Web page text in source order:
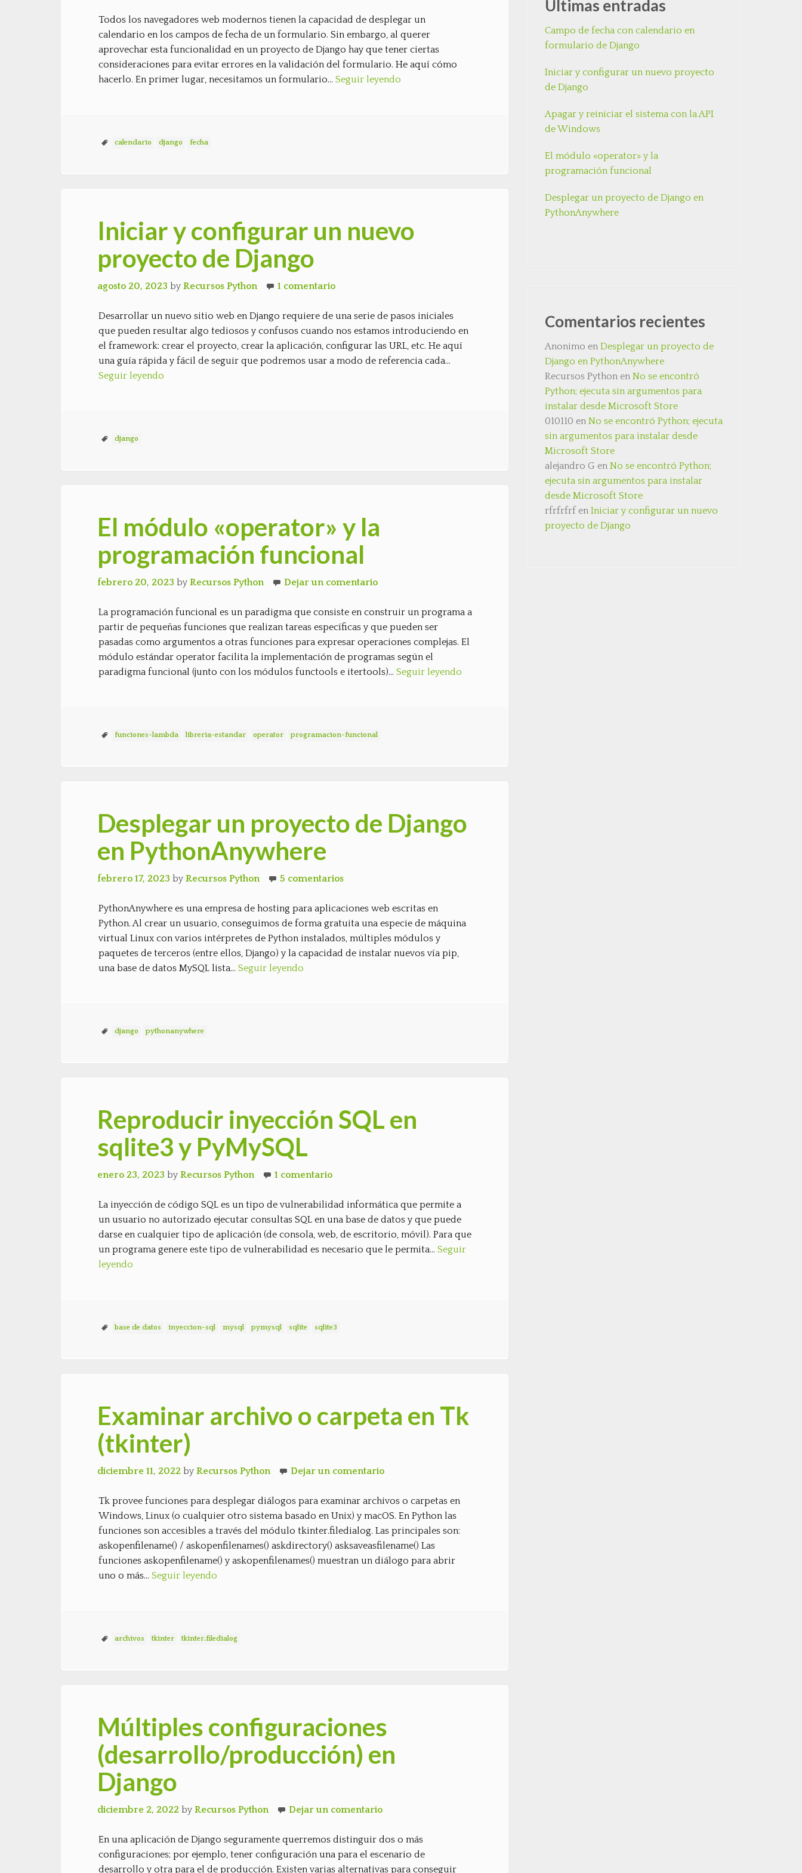
Todos los navegadores web modernos tienen la capacidad de desplegar un
calendario en los campos de fecha de un formulario. Sin embargo, al querer
aprovechar esta funcionalidad en un proyecto de Django hay que tener ciertas
consideraciones para evitar errores en la validación del formulario. He aquí cómo
hacerlo. En primer lugar, necesitamos un formulario… Seguir leyendo
calendario django fecha
Iniciar y configurar un nuevo
proyecto de Django
agosto 20, 2023 by Recursos Python 1 comentario
Desarrollar un nuevo sitio web en Django requiere de una serie de pasos iniciales
que pueden resultar algo tediosos y confusos cuando nos estamos introduciendo en
el framework: crear el proyecto, crear la aplicación, configurar las URL, etc. He aquí
una guía rápida y fácil de seguir que podremos usar a modo de referencia cada…
Seguir leyendo
django
El módulo «operator» y la
programación funcional
febrero 20, 2023 by Recursos Python Dejar un comentario
La programación funcional es un paradigma que consiste en construir un programa a
partir de pequeñas funciones que realizan tareas específicas y que pueden ser
pasadas como argumentos a otras funciones para expresar operaciones complejas. El
módulo estándar operator facilita la implementación de programas según el
paradigma funcional (junto con los módulos functools e itertools)… Seguir leyendo
funciones-lambda libreria-estandar operator programacion-funcional
Desplegar un proyecto de Django
en PythonAnywhere
febrero 17, 2023 by Recursos Python 5 comentarios
PythonAnywhere es una empresa de hosting para aplicaciones web escritas en
Python. Al crear un usuario, conseguimos de forma gratuita una especie de máquina
virtual Linux con varios intérpretes de Python instalados, múltiples módulos y
paquetes de terceros (entre ellos, Django) y la capacidad de instalar nuevos vía pip,
una base de datos MySQL lista… Seguir leyendo
django pythonanywhere
Reproducir inyección SQL en
sqlite3 y PyMySQL
enero 23, 2023 by Recursos Python 1 comentario
La inyección de código SQL es un tipo de vulnerabilidad informática que permite a
un usuario no autorizado ejecutar consultas SQL en una base de datos y que puede
darse en cualquier tipo de aplicación (de consola, web, de escritorio, móvil). Para que
un programa genere este tipo de vulnerabilidad es necesario que le permita… Seguir
leyendo
base de datos inyeccion-sql mysql pymysql sqlite sqlite3
Examinar archivo o carpeta en Tk
(tkinter)
diciembre 11, 2022 by Recursos Python Dejar un comentario
Tk provee funciones para desplegar diálogos para examinar archivos o carpetas en
Windows, Linux (o cualquier otro sistema basado en Unix) y macOS. En Python las
funciones son accesibles a través del módulo tkinter.filedialog. Las principales son:
askopenfilename() / askopenfilenames() askdirectory() asksaveasfilename() Las
funciones askopenfilename() y askopenfilenames() muestran un diálogo para abrir
uno o más… Seguir leyendo
archivos tkinter tkinter.filedialog
Múltiples configuraciones
(desarrollo/producción) en
Django
diciembre 2, 2022 by Recursos Python Dejar un comentario
En una aplicación de Django seguramente querremos distinguir dos o más
configuraciones; por ejemplo, tener configuración una para el escenario de
desarrollo y otra para el de producción. Existen varias alternativas para conseguir
Últimas entradas
Campo de fecha con calendario en
formulario de Django
Iniciar y configurar un nuevo proyecto
de Django
Apagar y reiniciar el sistema con la API
de Windows
El módulo «operator» y la
programación funcional
Desplegar un proyecto de Django en
PythonAnywhere
Comentarios recientes
Anonimo enDesplegar un proyecto de
Django en PythonAnywhere
Recursos Python enNo se encontró
Python; ejecuta sin argumentos para
instalar desde Microsoft Store
010110 enNo se encontró Python; ejecuta
sin argumentos para instalar desde
Microsoft Store
alejandro G enNo se encontró Python;
ejecuta sin argumentos para instalar
desde Microsoft Store
rfrfrfrf enIniciar y configurar un nuevo
proyecto de Django